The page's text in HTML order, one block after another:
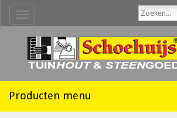
Toggle
navigation